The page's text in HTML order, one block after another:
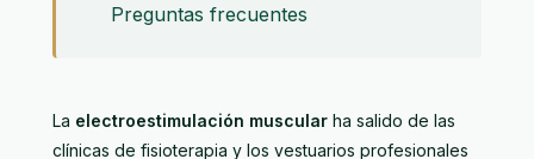
Preguntas frecuentes
La electroestimulación muscular ha salido de las
clínicas de fisioterapia y los vestuarios profesionales